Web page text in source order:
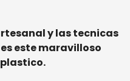
y las tecnicas
este maravilloso